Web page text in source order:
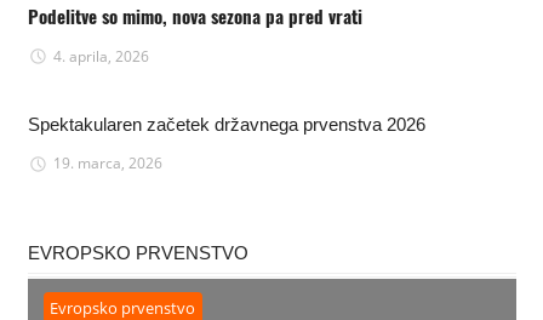
Podelitve so mimo, nova sezona pa pred vrati
4. aprila, 2026
Spektakularen začetek državnega prvenstva 2026
19. marca, 2026
EVROPSKO PRVENSTVO
Evropsko prvenstvo